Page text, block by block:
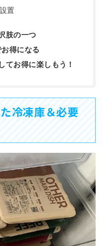
置
肢の一つ
得になる
お得に楽しもう！
冷凍庫＆必要